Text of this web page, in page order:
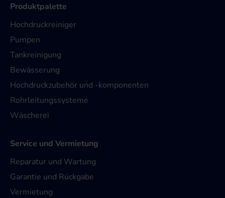
Produktpalette
Hochdruckreiniger
Pumpen
Tankreinigung
Bewässerung
Hochdruckzubehör und -komponenten
Rohrleitungssysteme
Wäscherei
Service und Vermietung
Reparatur und Wartung
Garantie und Rückgabe
Vermietung